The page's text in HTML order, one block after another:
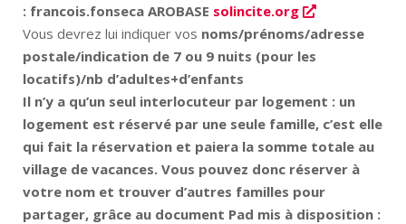
: francois.fonseca AROBASE solincite.org
Vous devrez lui indiquer vos noms/prénoms/adresse
postale/indication de 7 ou 9 nuits (pour les
locatifs)/nb d’adultes+d’enfants
Il n’y a qu’un seul interlocuteur par logement : un
logement est réservé par une seule famille, c’est elle
qui fait la réservation et paiera la somme totale au
village de vacances. Vous pouvez donc réserver à
votre nom et trouver d’autres familles pour
partager, grâce au document Pad mis à disposition :